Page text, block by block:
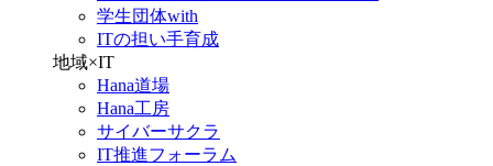
学生団体with
ITの担い手育成
地域×IT
Hana道場
Hana工房
サイバーサクラ
IT推進フォーラム